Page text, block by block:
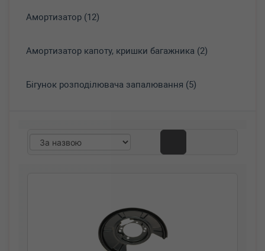
Амортизатор (12)
Амортизатор капоту, кришки багажника (2)
Бігунок розподілювача запалювання (5)